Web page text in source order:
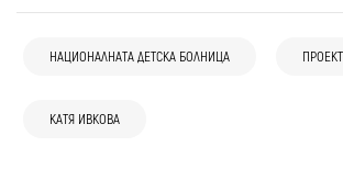
НАЦИОНАЛНАТА ДЕТСКА БОЛНИЦА
КАТЯ ИВКОВА
разпореди незабавни мерки
Гоце Делчев 30 юли
над 3 млн. лв. по програмата
Кюстендил
Благоевград
Самоков 10 юли